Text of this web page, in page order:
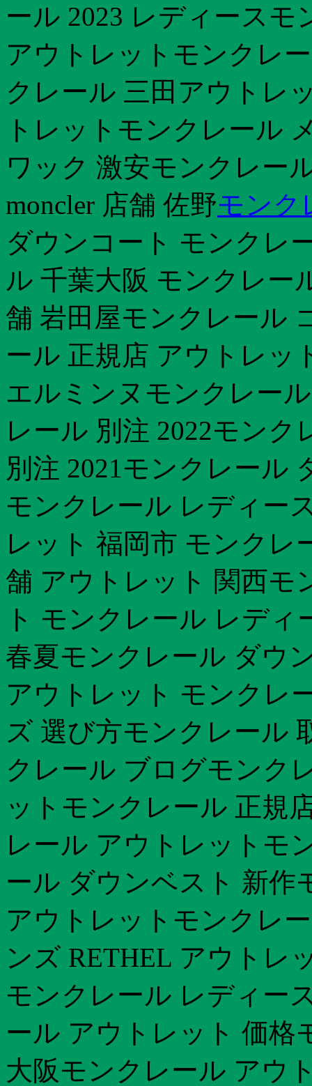
ール 2023 レディース
アウトレットモンクレ
クレール 三田アウトレ
トレットモンクレール
ワック 激安モンクレー
moncler 店舗 佐野モンク
ダウンコート モンクレ
ル 千葉大阪 モンクレー
舗 岩田屋モンクレール
ール 正規店 アウトレッ
エルミンヌモンクレー
レール 別注 2022モンク
別注 2021モンクレール
モンクレール レディー
レット 福岡市 モンクレ
舗 アウトレット 関西モ
ト モンクレール レデ
春夏モンクレール ダウ
アウトレット モンクレ
ズ 選び方モンクレール
クレール ブログモンク
ットモンクレール 正規
レール アウトレットモ
ール ダウンベスト 新作
アウトレットモンクレ
ンズ RETHEL アウトレ
モンクレール レディー
ール アウトレット 価格
大阪モンクレール アウ